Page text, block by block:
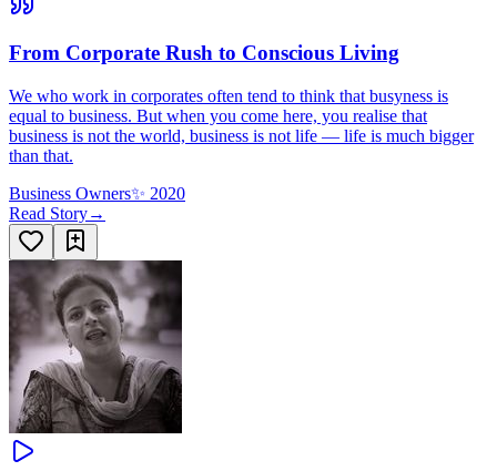
From Corporate Rush to Conscious Living
We who work in corporates often tend to think that busyness is
equal to business. But when you come here, you realise that
business is not the world, business is not life — life is much bigger
than that.
Business Owners✨ 2020
Read Story→